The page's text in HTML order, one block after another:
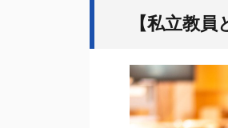
【私立教